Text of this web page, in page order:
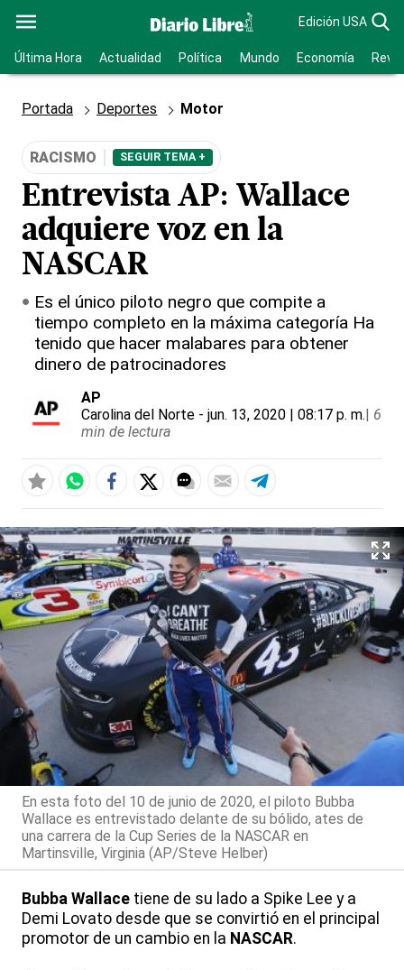
Edición USA
Última Hora Actualidad Política Mundo Economía
Portada Deportes Motor
RACISMO SEGUIR TEMA +
Entrevista AP: Wallace
adquiere voz en la
NASCAR
Es el único piloto negro que compite a
tiempo completo en la máxima categoría Ha
tenido que hacer malabares para obtener
dinero de patrocinadores
AP
Carolina del Norte - jun. 13, 2020 | 08:17 p. m.| 6
min de lectura
En esta foto del 10 de junio de 2020, el piloto Bubba
Wallace es entrevistado delante de su bólido, ates de
una carrera de la Cup Series de la NASCAR en
Martinsville, Virginia (AP/Steve Helber)
Bubba Wallace tiene de su lado a Spike Lee y a
Demi Lovato desde que se convirtió en el principal
promotor de un cambio en la NASCAR.